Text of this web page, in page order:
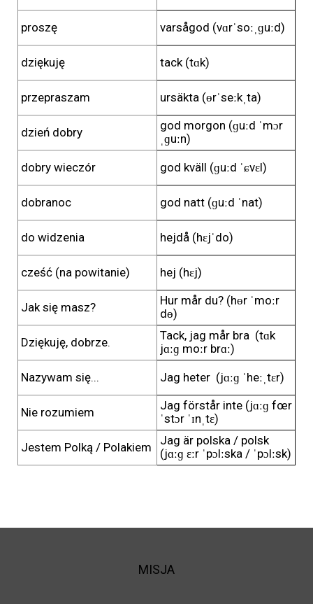
proszę varsågod (vɑrˈsoːˌɡuːd)
dziękuję tack (tɑk)
przepraszam ursäkta (ɵrˈseːkˌta)
dzień dobry
god morgon (ɡuːd ˈmɔr
ˌɡuːn)
dobry wieczór god kväll (ɡuːd ˈɕvɛl)
dobranoc god natt (ɡuːd ˈnat)
do widzenia hejdå (hɛjˈdo)
cześć (na powitanie) hej (hɛj)
Jak się masz?
Hur mår du? (hɵr ˈmoːr
dɵ)
Dziękuję, dobrze.
Tack, jag mår bra (tɑk
jɑːɡ moːr brɑː)
Nazywam się... Jag heter (jɑːɡ ˈheːˌtɛr)
Nie rozumiem
Jag förstår inte (jɑːɡ fœr
ˈstɔr ˈɪnˌtɛ)
Jestem Polką / Polakiem
Jag är polska / polsk
(jɑːɡ ɛːr ˈpɔlːska / ˈpɔlːsk)
MISJA